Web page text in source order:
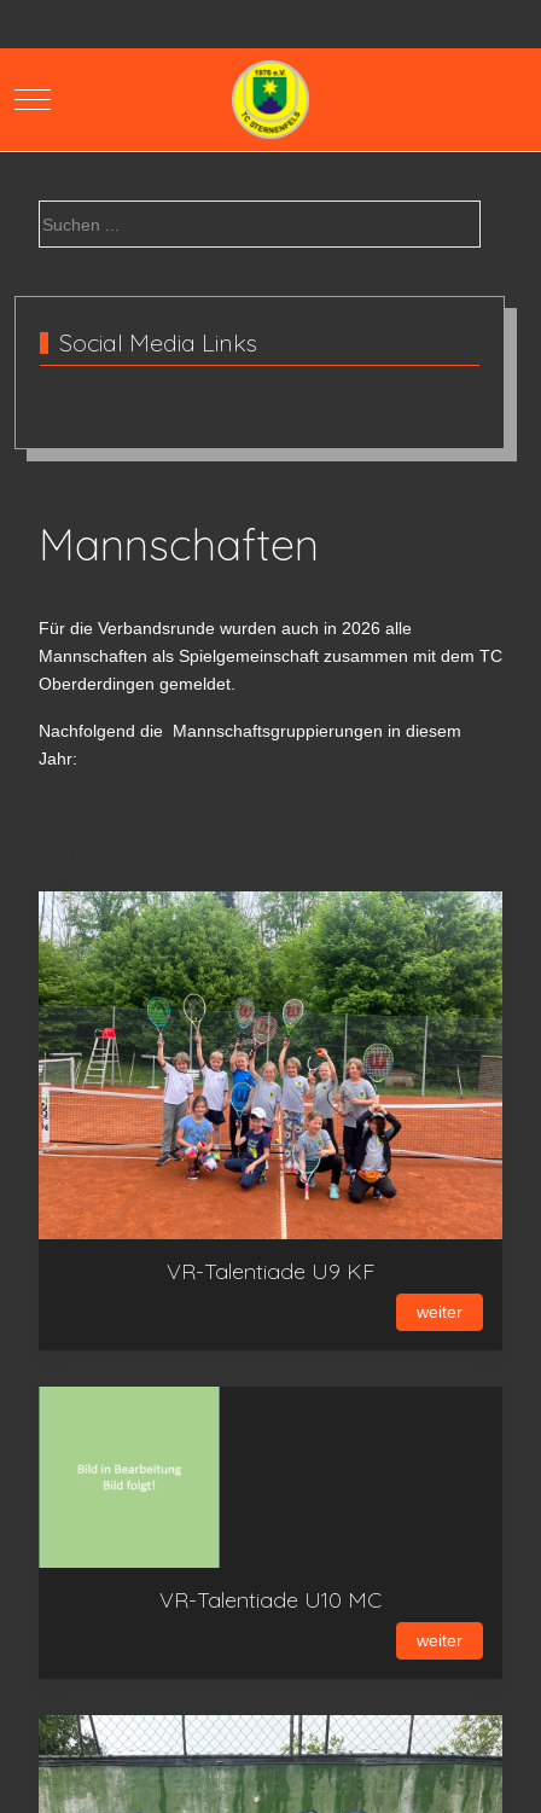
Mobile Menu Toggle
Social Media Links
Mannschaften
Für die Verbandsrunde wurden auch in 2026 alle
Mannschaften als Spielgemeinschaft zusammen mit dem TC
Oberderdingen gemeldet.
Nachfolgend die Mannschaftsgruppierungen in diesem
Jahr:
VR-Talentiade U9 KF
weiter
VR-Talentiade U10 MC
weiter